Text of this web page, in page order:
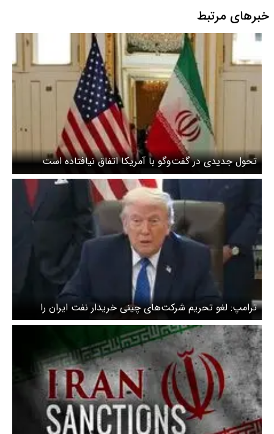
خبرهای مرتبط
تحول جدیدی در گفت‌وگو با آمریکا اتفاق نیافتاده است
ترامپ: لغو تحریم‌ شرکت‌های چینی خریدار نفت ایران را
بررسی می‌کنم